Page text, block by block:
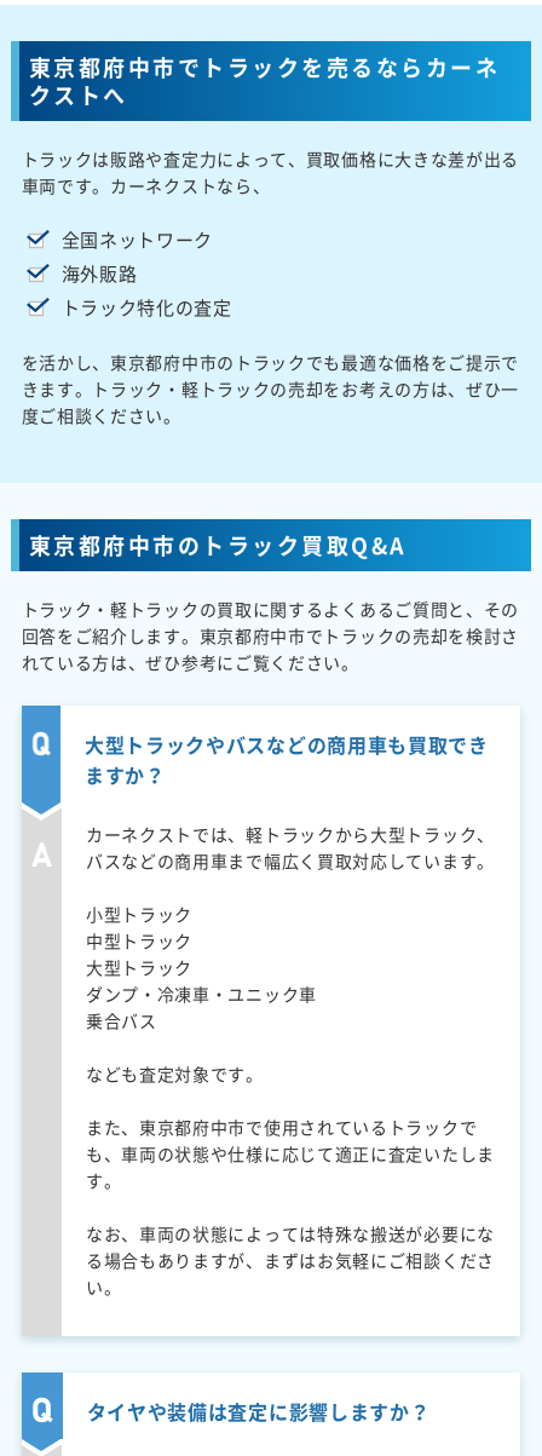
東京都府中市でトラックを売るならカーネ
クストへ
トラックは販路や査定力によって、買取価格に大きな差が出る
車両です。カーネクストなら、
全国ネットワーク
海外販路
トラック特化の査定
を活かし、東京都府中市のトラックでも最適な価格をご提示で
きます。トラック・軽トラックの売却をお考えの方は、ぜひ一
度ご相談ください。
東京都府中市のトラック買取Q&A
トラック・軽トラックの買取に関するよくあるご質問と、その
回答をご紹介します。東京都府中市でトラックの売却を検討さ
れている方は、ぜひ参考にご覧ください。
大型トラックやバスなどの商用車も買取でき
ますか？
カーネクストでは、軽トラックから大型トラック、
バスなどの商用車まで幅広く買取対応しています。
小型トラック
中型トラック
大型トラック
ダンプ・冷凍車・ユニック車
乗合バス
なども査定対象です。
また、東京都府中市で使用されているトラックで
も、車両の状態や仕様に応じて適正に査定いたしま
す。
なお、車両の状態によっては特殊な搬送が必要にな
る場合もありますが、まずはお気軽にご相談くださ
い。
タイヤや装備は査定に影響しますか？